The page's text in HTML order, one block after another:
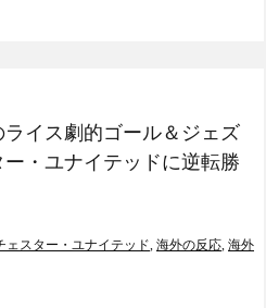
イス劇的ゴール＆ジェズ
・ユナイテッドに逆転勝
ェスター・ユナイテッド 海外の反応 海外